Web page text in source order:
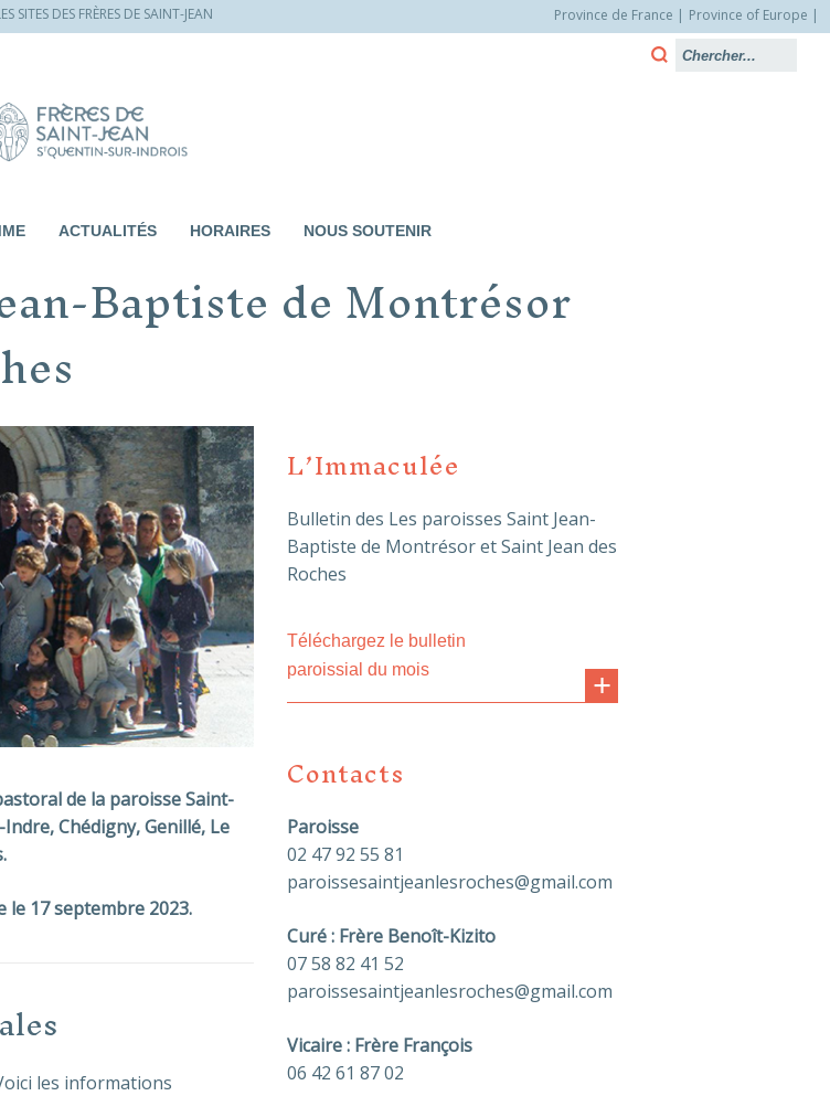
SITES DES FRÈRES DE SAINT-JEAN Province de France
Province of Europe
ACTUALITÉS HORAIRES NOUS SOUTENIR
Baptiste de Montrésor
de la paroisse Saint-
Chédigny, Genillé, Le
17 septembre 2023.
les informations
L’Immaculée
Bulletin des Les paroisses Saint Jean-
Baptiste de Montrésor et Saint Jean des
Roches
Téléchargez le bulletin
paroissial du mois
Contacts
Paroisse
02 47 92 55 81
paroissesaintjeanlesroches@gmail.com
Curé : Frère Benoît-Kizito
07 58 82 41 52
paroissesaintjeanlesroches@gmail.com
Vicaire : Frère François
06 42 61 87 02